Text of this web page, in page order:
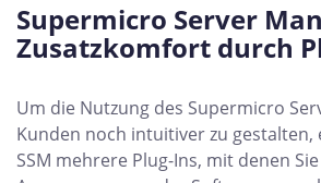
Supermicro Server
Zusatzkomfort durch
Um die Nutzung des Supermicro
Kunden noch intuitiver zu gestalten,
SSM mehrere Plug-Ins, mit denen